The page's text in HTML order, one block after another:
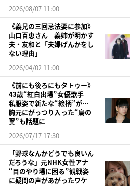
2026/08/07 11:00
《義兄の三回忌法要に参加》
山口百恵さん 義姉が明かす
夫・友和と「夫婦げんかをし
ない理由」
2026/04/02 11:00
《前にも後ろにもタトゥー》
43歳“紅白出場”女優歌手
私服姿で新たな“絵柄”が…
胸元にがっつり入った“鳥の
翼”も話題に
2026/07/17 17:30
「野球なんかどうでも良いん
だろうな」元NHK女性アナ
“目のやり場に困る”観戦姿
に疑問の声があがったワケ